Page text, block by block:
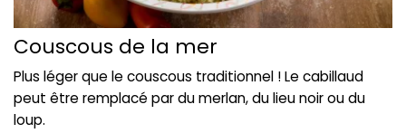
Couscous de la mer
Plus léger que le couscous traditionnel ! Le cabillaud
peut être remplacé par du merlan, du lieu noir ou du
loup.